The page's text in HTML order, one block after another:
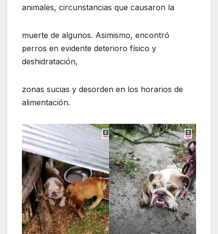
animales, circunstancias que causaron la
muerte de algunos. Asimismo, encontró
perros en evidente deterioro físico y
deshidratación,
zonas sucias y desorden en los horarios de
alimentación.